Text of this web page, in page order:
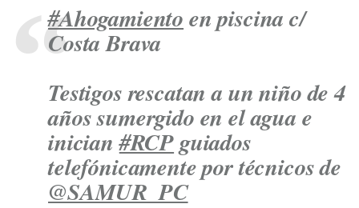
#Ahogamiento en piscina c/
Costa Brava
Testigos rescatan a un niño de 4
años sumergido en el agua e
inician#RCPguiados
telefónicamente por técnicos de
@SAMUR_PC